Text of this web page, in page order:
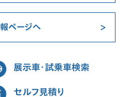
ページへ
展示車・試乗車検索
セルフ見積り